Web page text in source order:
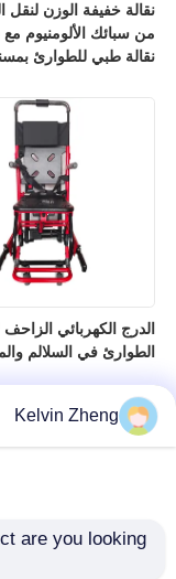
نقالة خفيفة الوزن
من سبائك الألومنيوم
نقالة طبي للطوارئ
الدرج الكهربائي الزاحف
الطوارئ في السلالم
Kelvin Zheng
are you looking